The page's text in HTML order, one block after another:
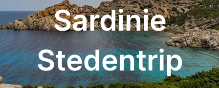
Sardinie
Stedentrip